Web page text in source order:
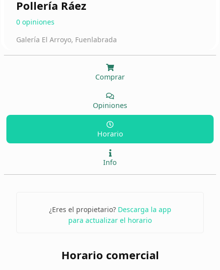
Pollería Ráez
0 opiniones
Galería El Arroyo, Fuenlabrada
Comprar
Opiniones
Horario
Info
¿Eres el propietario? Descarga la app
para actualizar el horario
Horario comercial